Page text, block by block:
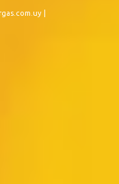
- Los Diablos
|